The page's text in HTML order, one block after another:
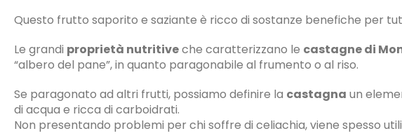
Questo frutto saporito e saziante è ricco di sostanze benefiche per
Le grandi proprietà nutritiveche caratterizzano le castagne di
“albero del pane”, in quanto paragonabile al frumento o al riso.
Se paragonato ad altri frutti, possiamo definire la castagna un
di acqua e ricca di carboidrati.
Non presentando problemi per chi soffre di celiachia, viene spesso